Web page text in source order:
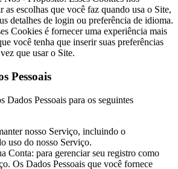
as escolhas que você faz quando usa o Site,
detalhes de login ou preferência de idioma.
Cookies é fornecer uma experiência mais
você tenha que inserir suas preferências
que usar o Site.
Pessoais
Dados Pessoais para os seguintes
nosso Serviço, incluindo o
uso do nosso Serviço.
Conta: para gerenciar seu registro como
Os Dados Pessoais que você fornece